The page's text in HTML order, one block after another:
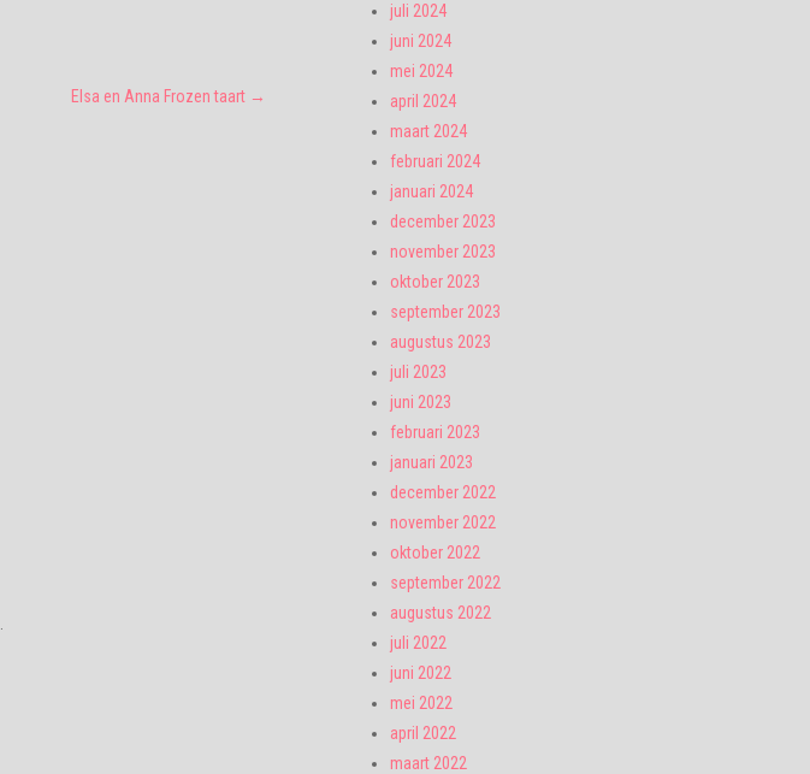
Elsa en Anna Frozen taart →
juli 2024
juni 2024
mei 2024
april 2024
maart 2024
februari 2024
januari 2024
december 2023
november 2023
oktober 2023
september 2023
augustus 2023
juli 2023
juni 2023
februari 2023
januari 2023
december 2022
november 2022
oktober 2022
september 2022
augustus 2022
juli 2022
juni 2022
mei 2022
april 2022
maart 2022